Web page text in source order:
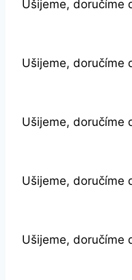
Ušijeme, doručíme
Ušijeme, doručíme
Ušijeme, doručíme
Ušijeme, doručíme
Ušijeme, doručíme